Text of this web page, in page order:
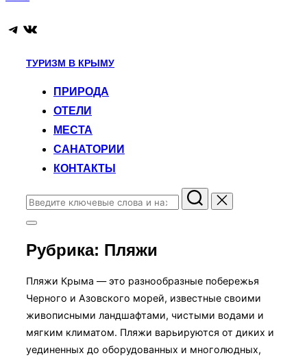
Telegram
ВКонтакте
Перейти
содержимому
ТУРИЗМ В КРЫМУ
ПРИРОДА
ОТЕЛИ
МЕСТА
САНАТОРИИ
КОНТАКТЫ
Поиск
по:
Переключить
панель
Рубрика: Пляжи
Пляжи Крыма — это разнообразные побережья
Черного и Азовского морей, известные своими
живописными ландшафтами, чистыми водами и
мягким климатом. Пляжи варьируются от диких и
уединенных до оборудованных и многолюдных,